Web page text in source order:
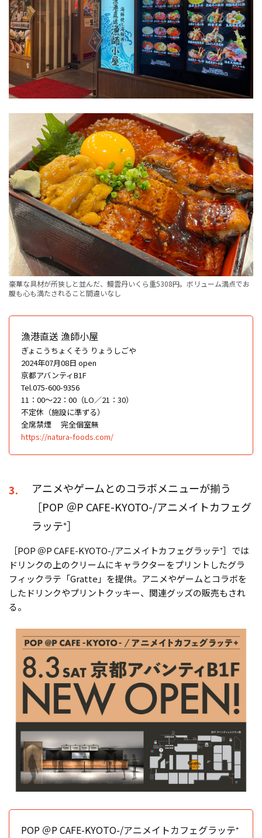
豪華な具材が所狭しと並んだ、鰻雲丹いくら重5308円。ボリューム満点でお
腹も心も満たされること間違いなし
漁港直送 漁師小屋
ぎょこうちょくそう りょうしごや
2024年07月08日 open
京都アバンティB1F
Tel.075-600-9356
11：00～22：00（LO／21：30）
不定休（施設に準ずる）
全席禁煙
完全個室無
https://natura-foods.com/
3.
アニメやゲームとのコラボメニューが揃う
［POP ＠P CAFE-KYOTO-/アニメイトカフェグ
ラッテ⁺］
［POP ＠P CAFE-KYOTO-/アニメイトカフェグラッテ⁺］では
ドリンクの上のクリームにキャラクターをプリントしたグラ
フィックラテ「Gratte」を提供。アニメやゲームとコラボを
したドリンクやプリントクッキー、関連グッズの販売もされ
る。
POP ＠P CAFE-KYOTO-/アニメイトカフェグラッテ⁺